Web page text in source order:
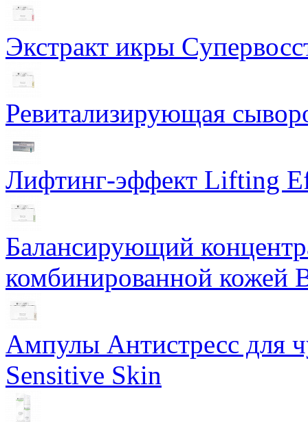
Экстракт икры
Ревитализирующая
Лифтинг-эффект Lifting
Балансирующий
комбинированной кожей
Ампулы Антистресс для
Sensitive Skin